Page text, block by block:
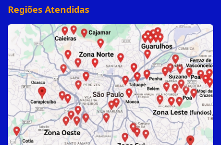
Regiões Atendidas